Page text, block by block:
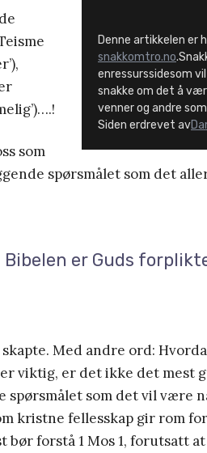
Denne artikkelen er
snakkomtro.no
enressurssidesom
snakke om det å
venner og andre
Siden erdrevet av
som
spørsmålet som det
er Guds
Med andre ord:
er viktig, er det ikke det mest
spørsmålet som det vil være
kristne fellesskap gir rom
forstå 1 Mos 1, forutsatt